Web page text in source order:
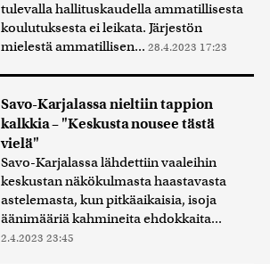
tulevalla hallituskaudella ammatillisesta
koulutuksesta ei leikata. Järjestön
mielestä ammatillisen... 28.4.2023 17:23
Savo-Karjalassa nieltiin tappion
kalkkia – "Keskusta nousee tästä
vielä"
Savo-Karjalassa lähdettiin vaaleihin
keskustan näkökulmasta haastavasta
astelemasta, kun pitkäaikaisia, isoja
äänimääriä kahmineita ehdokkaita...
2.4.2023 23:45